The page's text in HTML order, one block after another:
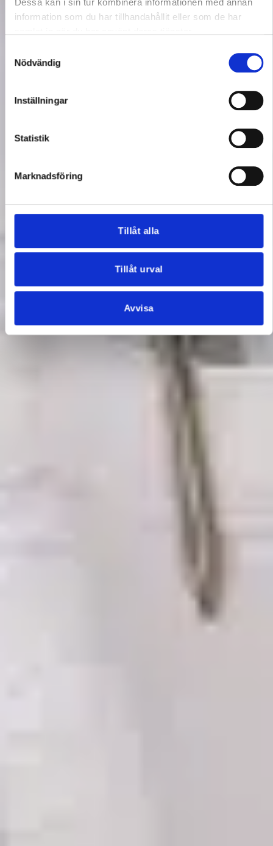
Dessa kan i sin tur kombinera informationen med annan
information som du har tillhandahållit eller som de har
Nödvändig
Inställningar
Statistik
Marknadsföring
Tillåt alla
Tillåt urval
Avvisa